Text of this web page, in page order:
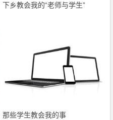
下乡教会我的“老师与学生”
那些学生教会我的事